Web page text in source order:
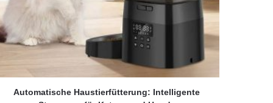
Automatische Haustierfütterung: Intelligente